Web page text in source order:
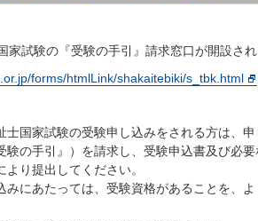
家試験の『受験の手引』請求窓口が開設され
forms/htmlLink/shakaitebiki/s_tbk.html
士国家試験の受験申し込みをされる方は、
験の手引』）を請求し、受験申込書及び必
り提出してください。
みにあたっては、受験資格があることを、よ